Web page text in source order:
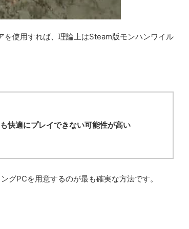
使用すれば、理論上はSteam版モンハンワイル
快適にプレイできない可能性が高い
PCを用意するのが最も確実な方法です。